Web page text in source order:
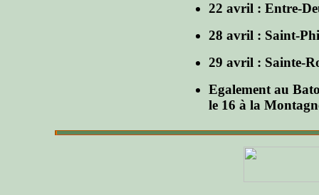
22 avril : Entre-
28 avril : Saint-
29 avril : Sainte-
Egalement au
le 16 à la